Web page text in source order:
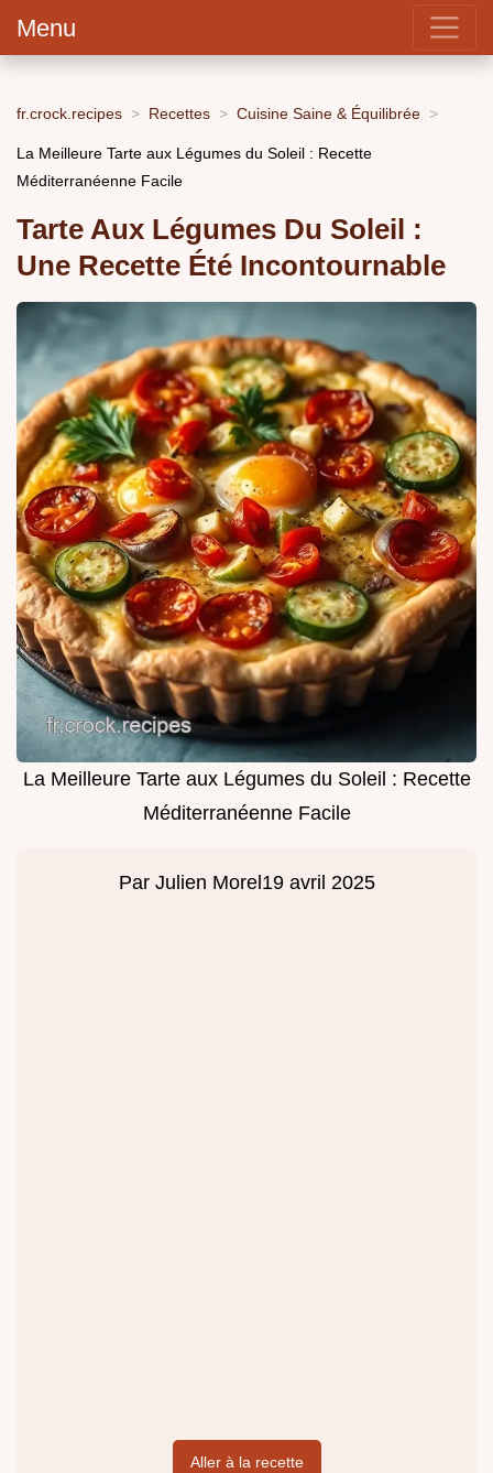
Menu
fr.crock.recipes Recettes Cuisine Saine & Équilibrée
La Meilleure Tarte aux Légumes du Soleil : Recette
Méditerranéenne Facile
Tarte Aux Légumes Du Soleil :
Une Recette Été Incontournable
La Meilleure Tarte aux Légumes du Soleil : Recette
Méditerranéenne Facile
Par Julien Morel 19 avril 2025
Aller à la recette